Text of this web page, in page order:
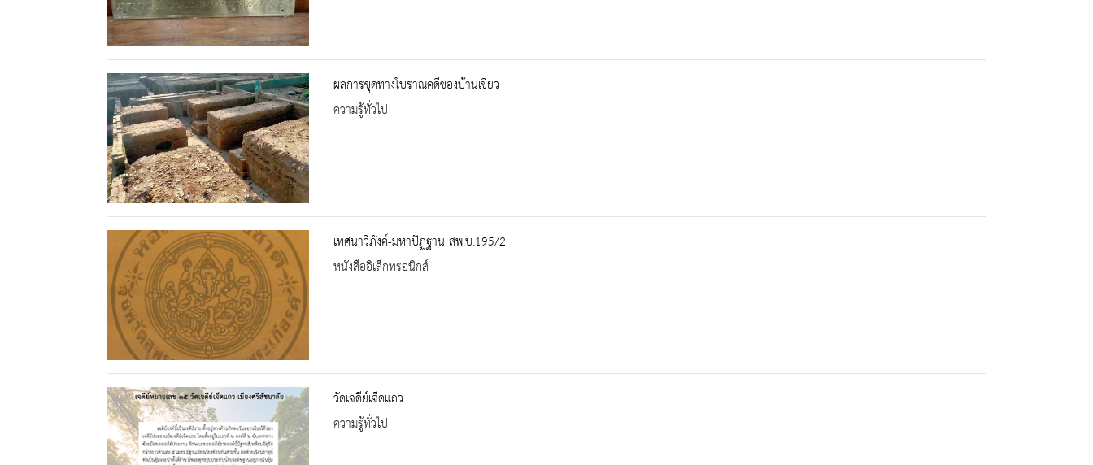
ผลการขุดทางโบราณคดีของบ้านเขียว
ความรู้ทั่วไป
เทศนาวิภังค์-มหาปัฏฐาน สพ.บ.195/2
หนังสืออิเล็กทรอนิกส์
วัดเจดีย์เจ็ดแถว
ความรู้ทั่วไป